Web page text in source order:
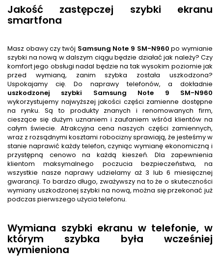
Jakość zastępczej szybki ekranu
smartfona
Masz obawy czy twój Samsung Note 9 SM-N960po wymianie
szybki na nową w dalszym ciągu będzie działać jak należy? Czy
komfort jego obsługi nadal będzie na tak wysokim poziomie jak
przed wymianą, zanim szybka została uszkodzona?
Uspokajamy cię. Do naprawy telefonów, a dokładnie
uszkodzonej szybki Samsung Note 9 SM-N960
wykorzystujemy najwyższej jakości części zamienne dostępne
na rynku. Są to produkty znanych i renomowanych firm,
cieszące się dużym uznaniem i zaufaniem wśród klientów na
całym świecie. Atrakcyjna cena naszych części zamiennych,
wraz z rozsądnymi kosztami robocizny sprawiają, że jesteśmy w
stanie naprawić każdy telefon, czyniąc wymianę ekonomiczną i
przystępną cenowo na każdą kieszeń. Dla zapewnienia
klientom maksymalnego poczucia bezpieczeństwa, na
wszystkie nasze naprawy udzielamy aż 3 lub 6 miesięcznej
gwarancji. To bardzo długo, zważywszy na to że o skuteczności
wymiany uszkodzonej szybki na nową, można się przekonać już
podczas pierwszego użycia telefonu.
Wymiana szybki ekranu w telefonie, w
którym szybka była wcześniej
wymieniona